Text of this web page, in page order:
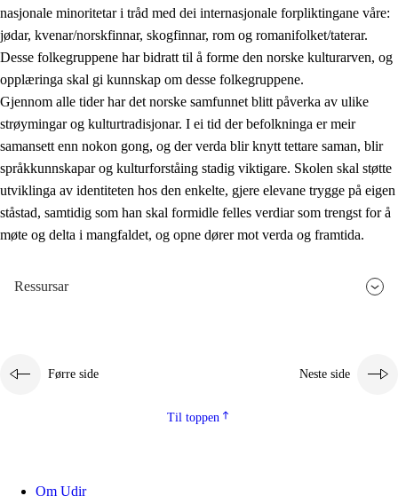
nasjonale minoritetar i tråd med dei internasjonale forpliktingane våre:
jødar, kvenar/norskfinnar, skogfinnar, rom og romanifolket/taterar.
Desse folkegruppene har bidratt til å forme den norske kulturarven, og
opplæringa skal gi kunnskap om desse folkegruppene.
Gjennom alle tider har det norske samfunnet blitt påverka av ulike
strøymingar og kulturtradisjonar. I ei tid der befolkninga er meir
samansett enn nokon gong, og der verda blir knytt tettare saman, blir
språkkunnskapar og kulturforståing stadig viktigare. Skolen skal støtte
utviklinga av identiteten hos den enkelte, gjere elevane trygge på eigen
ståstad, samtidig som han skal formidle felles verdiar som trengst for å
møte og delta i mangfaldet, og opne dører mot verda og framtida.
Ressursar
Førre side Neste side
Til toppen
Om Udir